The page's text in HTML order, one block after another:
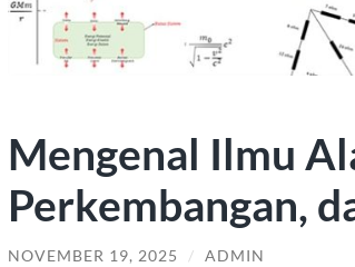
Mengenal Ilmu
Perkembangan,
NOVEMBER 19, 2025 / ADMIN